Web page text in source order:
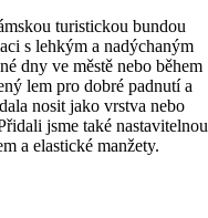
turistickou bundou
s lehkým a nadýchaným
dny ve městě nebo během
lem pro dobré padnutí a
nosit jako vrstva nebo
jsme také nastavitelnou
a elastické manžety.